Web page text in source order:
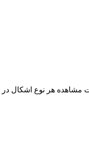
هر نوع اشکال در